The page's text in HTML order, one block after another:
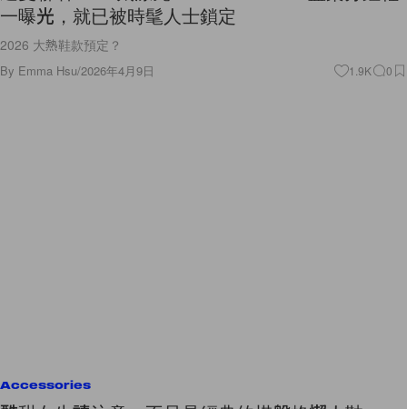
一曝光，就已被時髦人士鎖定
2026 大熱鞋款預定？
By Emma Hsu/2026年4月9日 1.9K 0
Accessories